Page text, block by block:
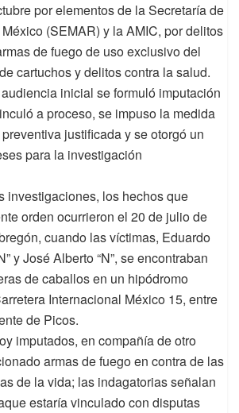
por elementos de la Secretaría de
(SEMAR) y la AMIC, por delitos
de fuego de uso exclusivo del
cartuchos y delitos contra la salud.
inicial se formuló imputación
a proceso, se impuso la medida
justificada y se otorgó un
para la investigación
investigaciones, los hechos que
orden ocurrieron el 20 de julio de
cuando las víctimas, Eduardo
y José Alberto “N”, se encontraban
de caballos en un hipódromo
Internacional México 15, entre
de Picos.
imputados, en compañía de otro
armas de fuego en contra de las
de la vida; las indagatorias señalan
estaría vinculado con disputas